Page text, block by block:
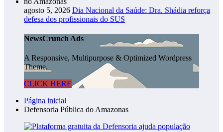
agosto 5, 2026 Dia Nacional da Saúde: Dra. Shádia reforça
defesa dos profissionais do SUS
NewsCrunch Ads
A Responsive, Multipurpose & Optimized Wordpress
Theme.
CLICK HERE
Página inicial
Defensoria Pública do Amazonas